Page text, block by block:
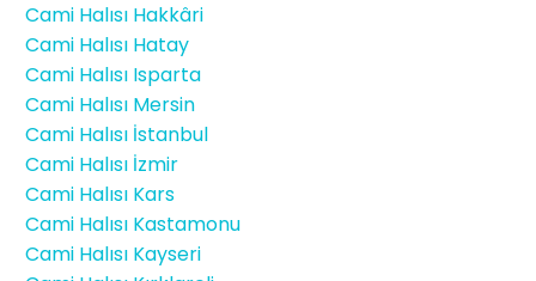
Cami Halısı Hakkâri
Cami Halısı Hatay
Cami Halısı Isparta
Cami Halısı Mersin
Cami Halısı İstanbul
Cami Halısı İzmir
Cami Halısı Kars
Cami Halısı Kastamonu
Cami Halısı Kayseri